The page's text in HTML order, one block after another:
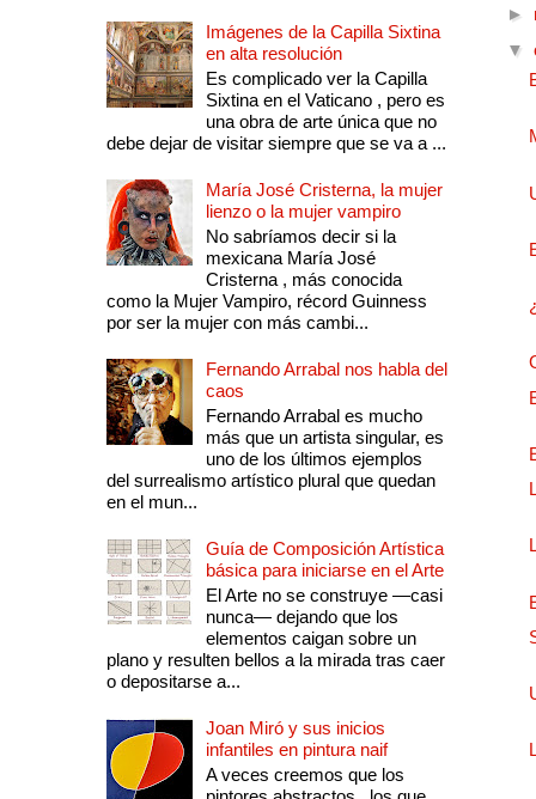
Imágenes de la Capilla Sixtina
en alta resolución
Es complicado ver la Capilla
Sixtina en el Vaticano , pero es
una obra de arte única que no
debe dejar de visitar siempre que se va a ...
María José Cristerna, la mujer
lienzo o la mujer vampiro
No sabríamos decir si la
mexicana María José
Cristerna , más conocida
como la Mujer Vampiro, récord Guinness
por ser la mujer con más cambi...
Fernando Arrabal nos habla del
caos
Fernando Arrabal es mucho
más que un artista singular, es
uno de los últimos ejemplos
del surrealismo artístico plural que quedan
en el mun...
Guía de Composición Artística
básica para iniciarse en el Arte
El Arte no se construye —casi
nunca— dejando que los
elementos caigan sobre un
plano y resulten bellos a la mirada tras caer
o depositarse a...
Joan Miró y sus inicios
infantiles en pintura naif
A veces creemos que los
►
▼